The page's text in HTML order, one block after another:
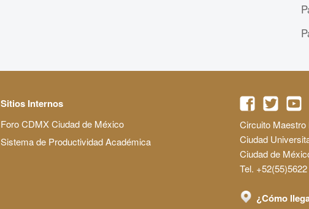
Sitios Internos
Foro CDMX Ciudad de México
Sistema de Productividad Académica
Circuito
Ciudad
Ciudad de
Tel.
¿Cómo